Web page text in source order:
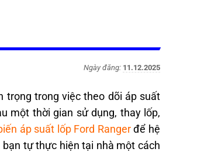
Ngày đăng: 11.12.2025
trọng trong việc theo dõi áp suất
một thời gian sử dụng, thay lốp,
áp suất lốp Ford Rangerđể hệ
tự thực hiện tại nhà một cách